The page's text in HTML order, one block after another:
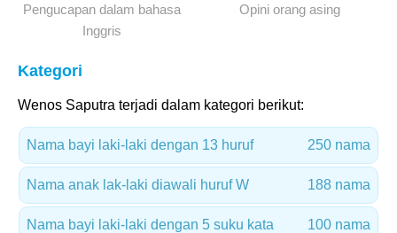
Pengucapan dalam bahasa
Inggris
Opini orang asing
Kategori
Wenos Saputra terjadi dalam kategori berikut:
Nama bayi laki-laki dengan 13 huruf 250 nama
Nama anak lak-laki diawali huruf W 188 nama
Nama bayi laki-laki dengan 5 suku kata 100 nama